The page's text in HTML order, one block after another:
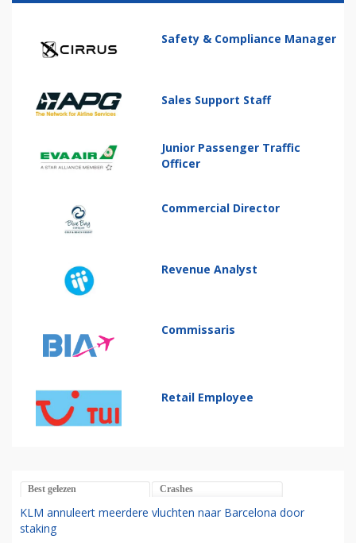
Safety & Compliance Manager
Sales Support Staff
Junior Passenger Traffic
Officer
Commercial Director
Revenue Analyst
Commissaris
Retail Employee
Best gelezen Crashes
KLM annuleert meerdere vluchten naar Barcelona door
staking